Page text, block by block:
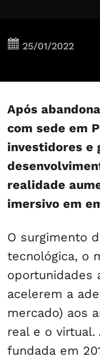
25/01/2022
Após
com sede em
investidores e
realidade
imersivo em
O surgimento
tecnológica, o
oportunidades
acelerem a
mercado) aos
real e o virtual.
fundada em